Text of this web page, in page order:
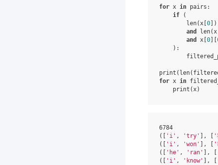
for x in pairs :
if
(
len(x 0 ])
and
len(x
and
x 0
):
print ( len(
for x in
print (x)
6784
(
'i' , 'try' ,
'
(
'i' , 'won' ,
'
(
'he' , 'ran' ,
(
'i' , 'know' ,